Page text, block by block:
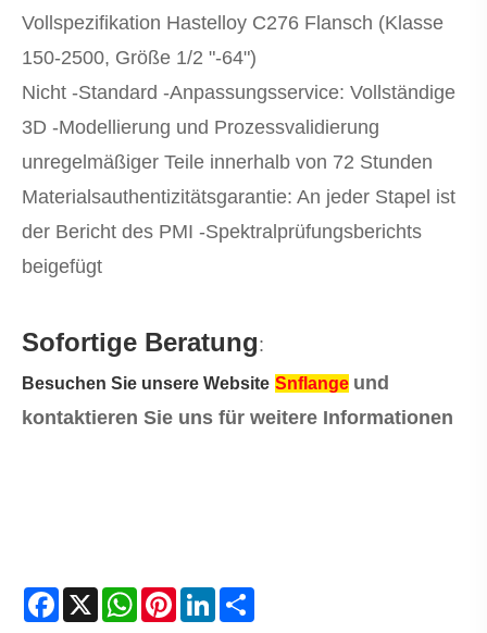
Vollspezifikation Hastelloy C276 Flansch (Klasse
150-2500, Größe 1/2 "-64")
Nicht -Standard -Anpassungsservice: Vollständige
3D -Modellierung und Prozessvalidierung
unregelmäßiger Teile innerhalb von 72 Stunden
Materialsauthentizitätsgarantie: An jeder Stapel ist
der Bericht des PMI -Spektralprüfungsberichts
beigefügt
Sofortige Beratung:
Besuchen Sie unsere Website Snflange und
kontaktieren Sie uns für weitere Informationen
Facebook
X WhatsAppPinterestLinkedIn